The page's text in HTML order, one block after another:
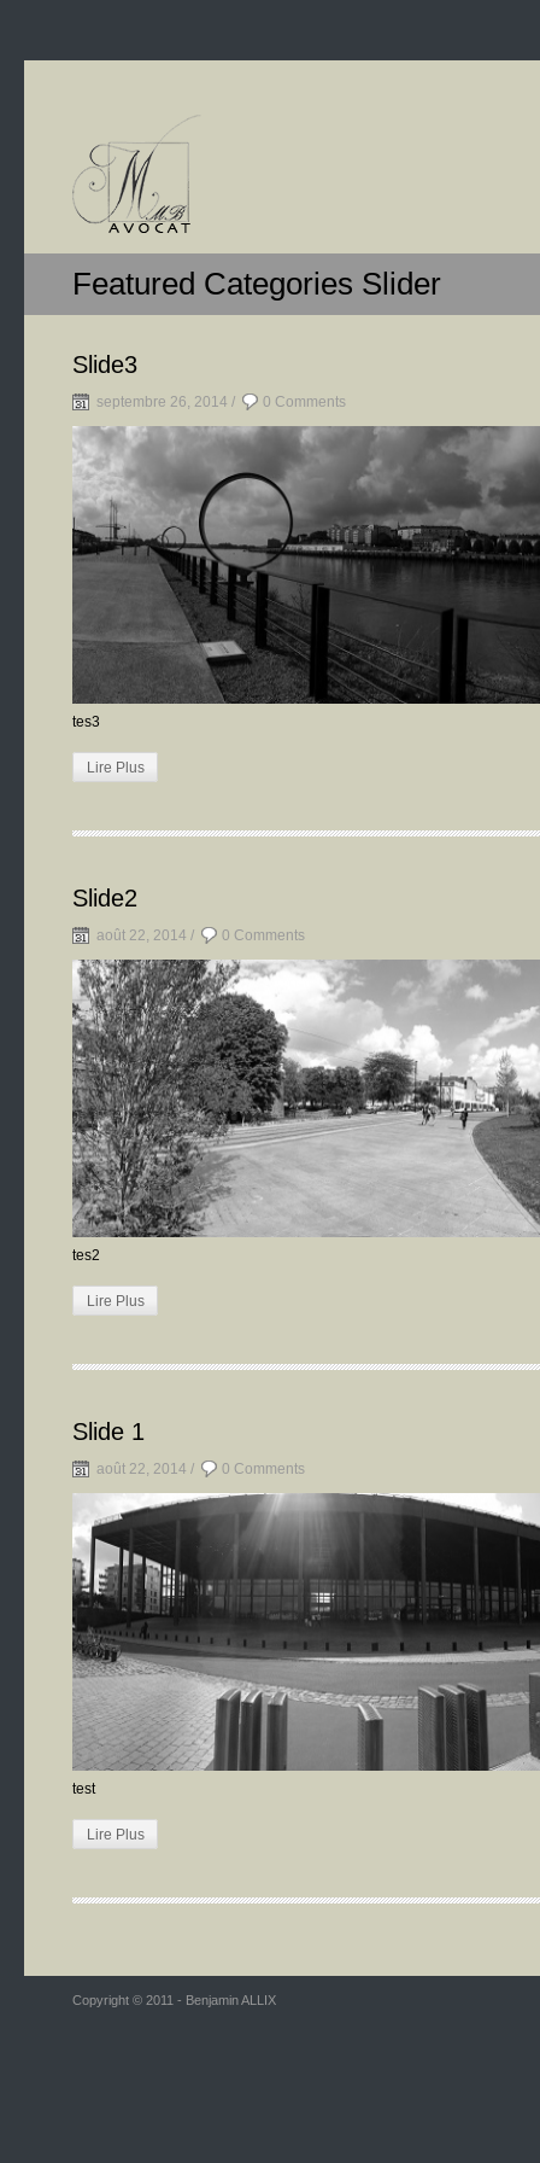
Featured Categories Slider
Slide3
septembre 26, 2014 / 0 Comments
tes3
Lire Plus
Slide2
août 22, 2014 / 0 Comments
tes2
Lire Plus
Slide 1
août 22, 2014 / 0 Comments
test
Lire Plus
Copyright © 2011 - Benjamin ALLIX